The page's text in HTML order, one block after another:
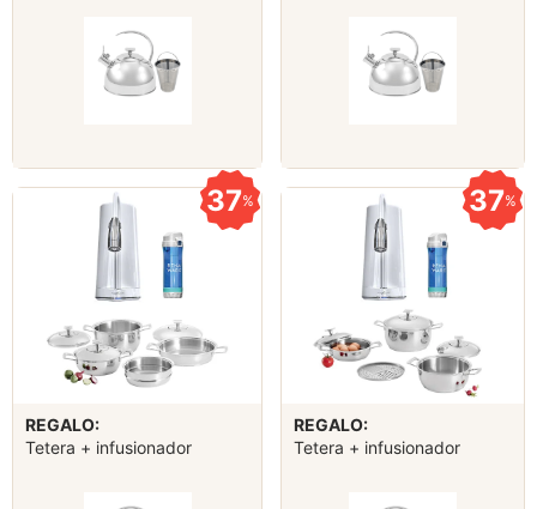
37%
REGALO:
Tetera + infusionador
37%
REGALO:
Tetera + infusionador